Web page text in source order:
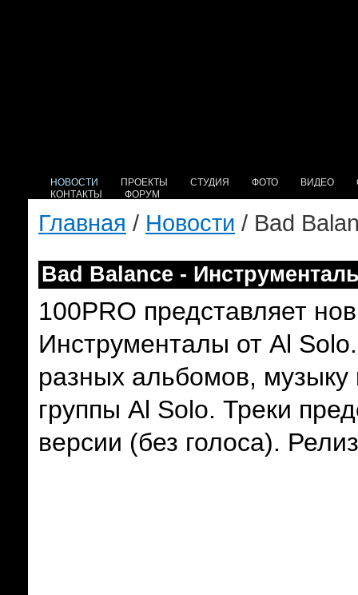
НОВОСТИ ПРОЕКТЫ СТУДИЯ ФОТО ВИДЕО
КОНТАКТЫ
ФОРУМ
Главная / Новости / Bad
Bad Balance -
100PRO представляет
Инструменталы от Al
разных альбомов, музыку
группы Al Solo. Треки
версии (без голоса).